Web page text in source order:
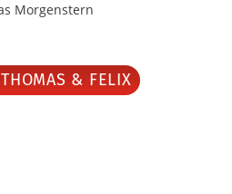
Morgenstern
& FELIX